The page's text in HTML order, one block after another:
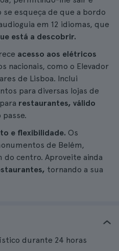
esqueça de que a bordo
em 12 idiomas, que
está a descobrir.
acesso aos elétricos
nacionais, como o Elevador
de Lisboa. Inclui
para diversas lojas de
restaurantes, válido
e flexibilidade. Os
de Belém,
do centro. Aproveite ainda
tornando a sua
durante 24 horas